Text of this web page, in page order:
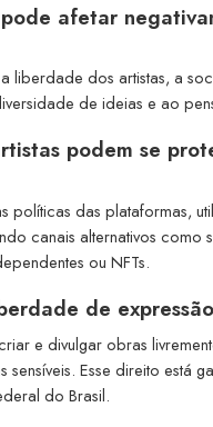
afetar
liberdade dos artistas, a
de ideias e ao
podem se
políticas das plataformas,
canais alternativos como
ou NFTs.
de
e divulgar obras
sensíveis. Esse direito está
do Brasil.